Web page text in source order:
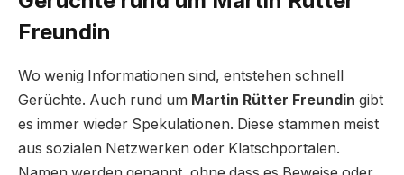
Freundin
Wo wenig Informationen sind, entstehen schnell
Gerüchte. Auch rund um Martin Rütter Freundin gibt
es immer wieder Spekulationen. Diese stammen meist
aus sozialen Netzwerken oder Klatschportalen.